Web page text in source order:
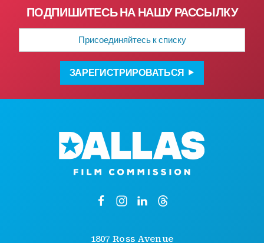
ПОДПИШИТЕСЬ НА НАШУ РАССЫЛКУ
Адрес
почты
ЗАРЕГИСТРИРОВАТЬСЯ
1807 Ross Avenue